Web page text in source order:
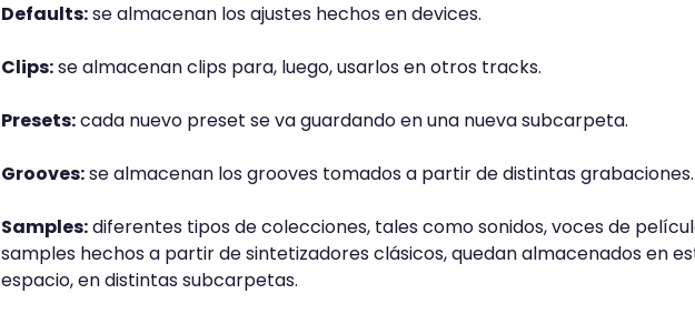
Defaults:se almacenan los ajustes hechos en devices.
Clips:se almacenan clips para, luego, usarlos en otros tracks.
Presets:cada nuevo preset se va guardando en una nueva subcarpeta.
Grooves:se almacenan los grooves tomados a partir de distintas
Samples:diferentes tipos de colecciones, tales como sonidos, voces de
samples hechos a partir de sintetizadores clásicos, quedan almacenados en
espacio, en distintas subcarpetas.